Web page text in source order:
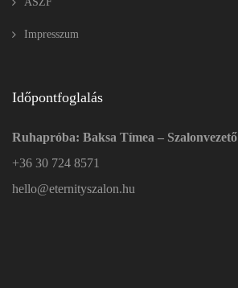
Impresszum
Időpontfoglalás
Ruhapróba: Baksa Tímea – Szalonvezető
+36 30 724 8571
hello@eternityszalon.hu